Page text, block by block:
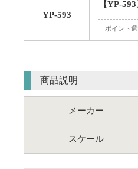
YP-593
【YP-
ポイント還
商品説明
メーカー
スケール